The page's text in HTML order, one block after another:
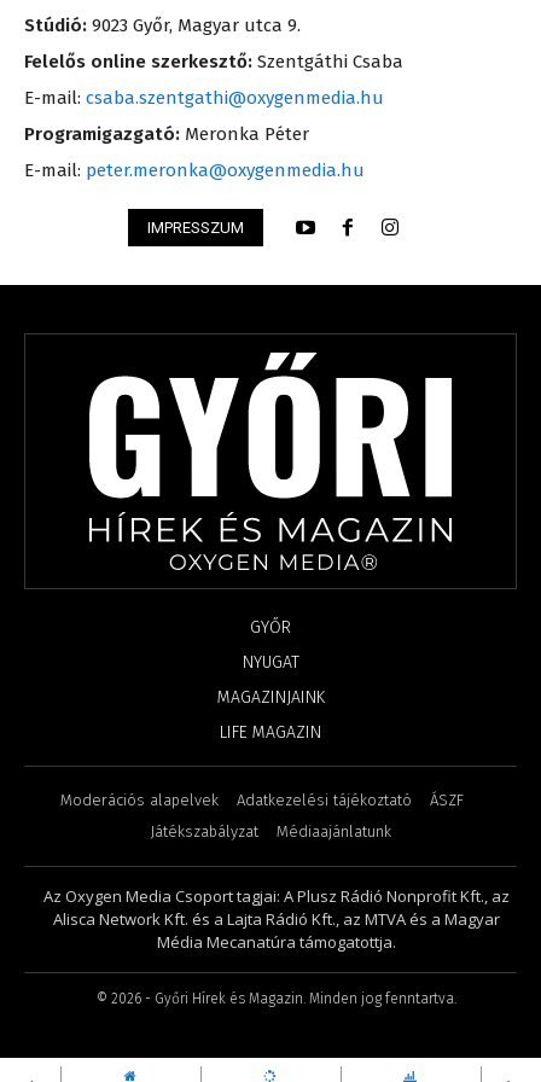
Stúdió: 9023 Győr, Magyar utca 9.
Felelős online szerkesztő: Szentgáthi Csaba
E-mail: csaba.szentgathi@oxygenmedia.hu
Programigazgató: Meronka Péter
E-mail: peter.meronka@oxygenmedia.hu
IMPRESSZUM
GYŐR
NYUGAT
MAGAZINJAINK
LIFE MAGAZIN
Moderációs alapelvek Adatkezelési tájékoztató
ÁSZF
Játékszabályzat
Médiaajánlatunk
Az Oxygen Media Csoport tagjai: A Plusz Rádió Nonprofit Kft., az
Alisca Network Kft. és a Lajta Rádió Kft., az MTVA és a Magyar
Média Mecanatúra támogatottja.
© 2026 - Győri Hírek és Magazin. Minden jog fenntartva.